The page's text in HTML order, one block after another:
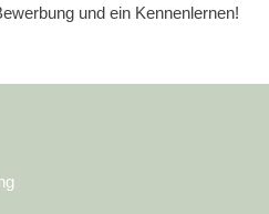
und ein Kennenlernen!